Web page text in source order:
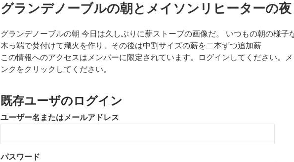
日:
グランデノーブルの朝とメイソンリヒーターの夜
グランデノーブルの朝 今日は久しぶりに薪ストーブの画像だ。 いつもの朝の様子
木っ端で焚付けて熾火を作り、その後は中割サイズの薪を二本ずつ追加薪
この情報へのアクセスはメンバーに限定されています。ログインしてください。
ンクをクリックしてください。
既存ユーザのログイン
ユーザー名またはメールアドレス
パスワード